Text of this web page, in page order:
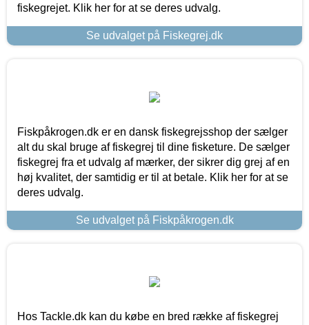
fiskegrejet. Klik her for at se deres udvalg.
Se udvalget på Fiskegrej.dk
Fiskpåkrogen.dk er en dansk fiskegrejsshop der sælger
alt du skal bruge af fiskegrej til dine fisketure. De sælger
fiskegrej fra et udvalg af mærker, der sikrer dig grej af en
høj kvalitet, der samtidig er til at betale. Klik her for at se
deres udvalg.
Se udvalget på Fiskpåkrogen.dk
Hos Tackle.dk kan du købe en bred række af fiskegrej